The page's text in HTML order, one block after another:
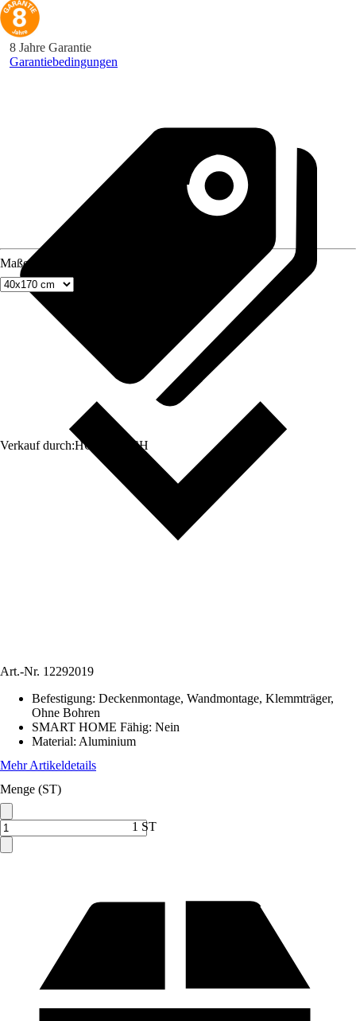
8 Jahre Garantie
Garantiebedingungen
Verkauf durch:HORNBACH
Maße (BxH)
Art.-Nr. 12292019
Befestigung: Deckenmontage, Wandmontage, Klemmträger,
Ohne Bohren
SMART HOME Fähig: Nein
Material: Aluminium
Mehr Artikeldetails
Menge (ST)
1 ST